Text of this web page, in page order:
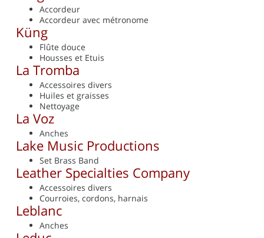
Accordeur
Accordeur avec métronome
Küng
Flûte douce
Housses et Etuis
La Tromba
Accessoires divers
Huiles et graisses
Nettoyage
La Voz
Anches
Lake Music Productions
Set Brass Band
Leather Specialties Company
Accessoires divers
Courroies, cordons, harnais
Leblanc
Anches